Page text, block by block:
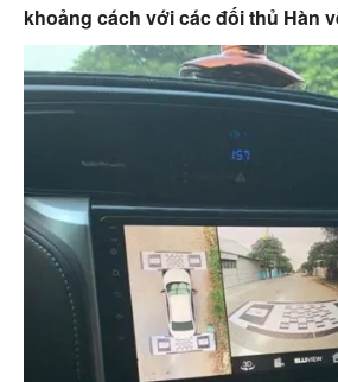
khoảng cách với các đối thủ Hàn